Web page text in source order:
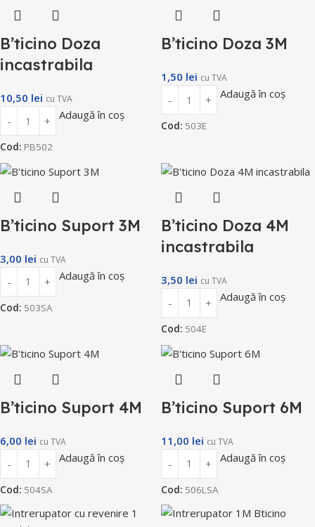
B’ticino Doza
incastrabila
10,50 lei cu TVA
Adaugă în coș
Cod: PB502
B’ticino Doza 3M
1,50 lei cu TVA
Adaugă în coș
Cod: 503E
B’ticino Suport 3M
3,00 lei cu TVA
Adaugă în coș
Cod: 503SA
B’ticino Doza 4M
incastrabila
3,50 lei cu TVA
Adaugă în coș
Cod: 504E
B’ticino Suport 4M
6,00 lei cu TVA
Adaugă în coș
Cod: 504SA
B’ticino Suport 6M
11,00 lei cu TVA
Adaugă în coș
Cod: 506LSA